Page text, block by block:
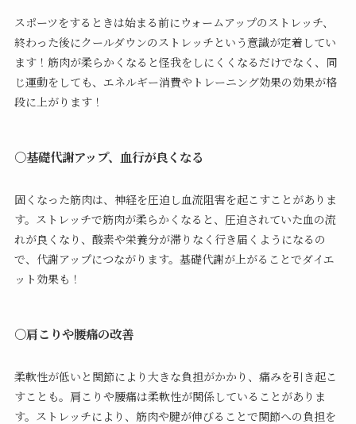
スポーツをするときは始まる前にウォームアップのストレッチ、
終わった後にクールダウンのストレッチという意識が定着してい
ます！筋肉が柔らかくなると怪我をしにくくなるだけでなく、同
じ運動をしても、エネルギー消費やトレーニング効果の効果が格
段に上がります！
○基礎代謝アップ、血行が良くなる
固くなった筋肉は、神経を圧迫し血流阻害を起こすことがありま
す。ストレッチで筋肉が柔らかくなると、圧迫されていた血の流
れが良くなり、酸素や栄養分が滞りなく行き届くようになるの
で、代謝アップにつながります。基礎代謝が上がることでダイエ
ット効果も！
○肩こりや腰痛の改善
柔軟性が低いと関節により大きな負担がかかり、痛みを引き起こ
すことも。肩こりや腰痛は柔軟性が関係していることがありま
す。ストレッチにより、筋肉や腱が伸びることで関節への負担を